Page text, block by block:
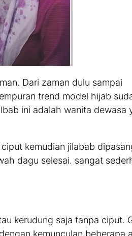
Dari zaman dulu sampai
trend model hijab
ini adalah wanita dewasa
kemudian jilabab
dagu selesai. sangat
kerudung saja tanpa ciput.
kemunculan beberapa